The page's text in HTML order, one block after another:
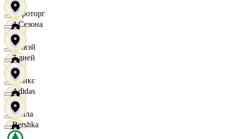
Агроторг
Амвэй
Аникс
Билла
4 Сезона
7 дней
Adidas
Bershka